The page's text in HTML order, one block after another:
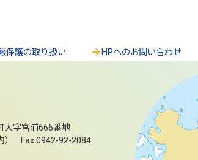
保護の取り扱い HPへのお問い合わせ
大字宮浦666番地
） Fax:0942-92-2084